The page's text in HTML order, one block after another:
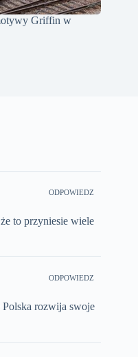
Griffin w
ODPOWIEDZ
to przyniesie wiele
ODPOWIEDZ
Polska rozwija swoje